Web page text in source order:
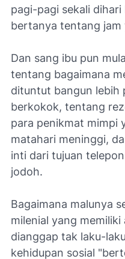
pagi-pagi sekali
bertanya tentang jam
Dan sang ibu pun
tentang bagaimana
dituntut bangun lebih
berkokok, tentang
para penikmat mimpi
matahari meninggi,
inti dari tujuan
jodoh.
Bagaimana malunya
milenial yang
dianggap tak laku-
kehidupan sosial